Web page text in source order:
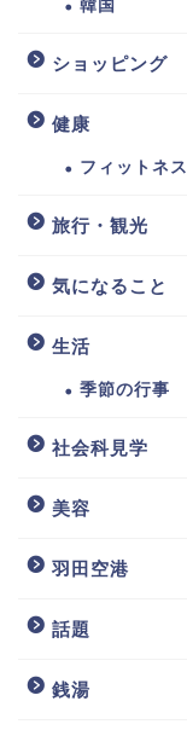
韓国
ショッピング
健康
フィットネス
旅行・観光
気になること
生活
季節の行事
社会科見学
美容
羽田空港
話題
銭湯